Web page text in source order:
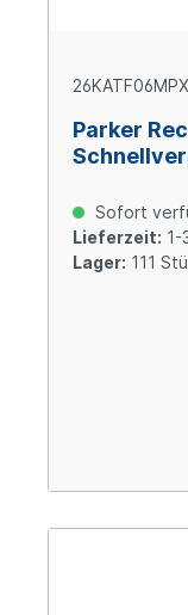
26KATF06MPX
Parker
Sofort
Lieferzeit: 1-
Lager: 111